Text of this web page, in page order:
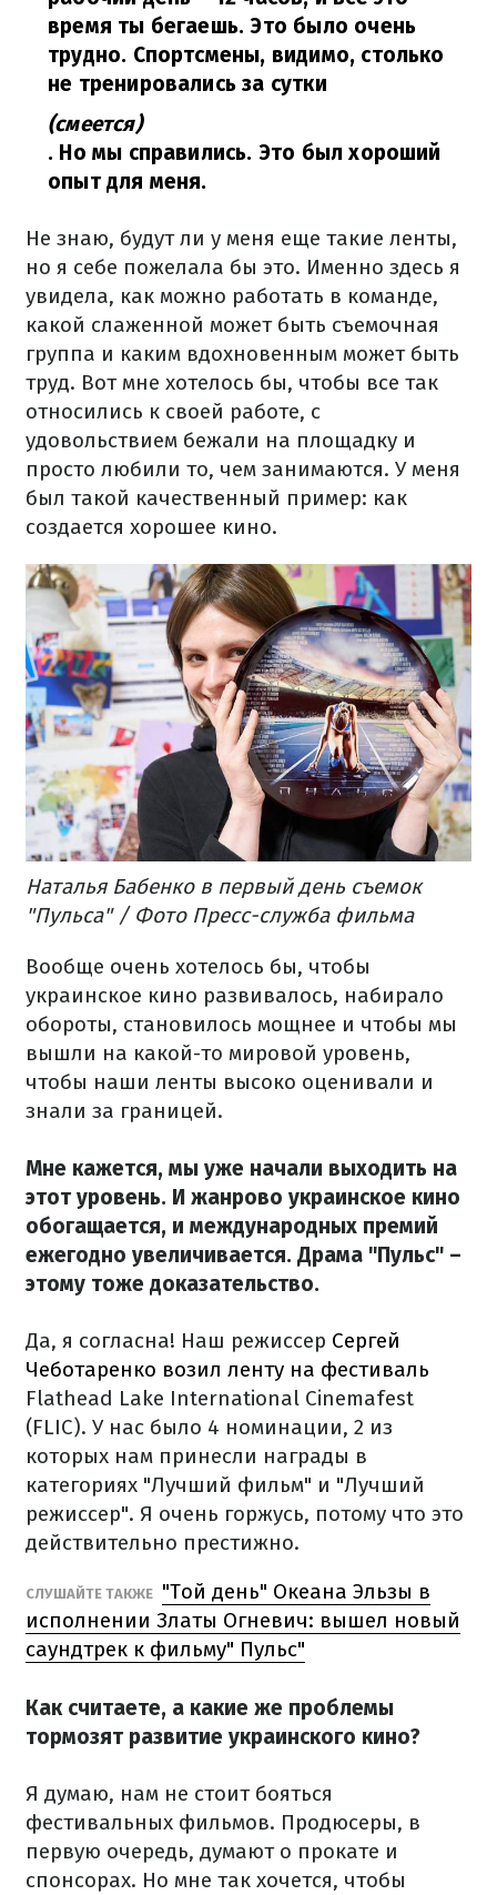
время ты бегаешь. Это было очень
трудно. Спортсмены, видимо, столько
не тренировались за сутки
(смеется)
. Но мы справились. Это был хороший
опыт для меня.
Не знаю, будут ли у меня еще такие ленты,
но я себе пожелала бы это. Именно здесь я
увидела, как можно работать в команде,
какой слаженной может быть съемочная
группа и каким вдохновенным может быть
труд. Вот мне хотелось бы, чтобы все так
относились к своей работе, с
удовольствием бежали на площадку и
просто любили то, чем занимаются. У меня
был такой качественный пример: как
создается хорошее кино.
Наталья Бабенко в первый день съемок
"Пульса" / Фото Пресс-служба фильма
Вообще очень хотелось бы, чтобы
украинское кино развивалось, набирало
обороты, становилось мощнее и чтобы мы
вышли на какой-то мировой уровень,
чтобы наши ленты высоко оценивали и
знали за границей.
Мне кажется, мы уже начали выходить на
этот уровень. И жанрово украинское кино
обогащается, и международных премий
ежегодно увеличивается. Драма "Пульс" –
этому тоже доказательство.
Да, я согласна! Наш режиссер Сергей
Чеботаренко возил ленту на фестиваль
Flathead Lake International Cinemafest
(FLIC). У нас было 4 номинации, 2 из
которых нам принесли награды в
категориях "Лучший фильм" и "Лучший
режиссер". Я очень горжусь, потому что это
действительно престижно.
СЛУШАЙТЕ ТАКЖЕ "Той день" Океана Эльзы в
исполнении Златы Огневич: вышел новый
саундтрек к фильму" Пульс"
Как считаете, а какие же проблемы
тормозят развитие украинского кино?
Я думаю, нам не стоит бояться
фестивальных фильмов. Продюсеры, в
первую очередь, думают о прокате и
спонсорах. Но мне так хочется, чтобы